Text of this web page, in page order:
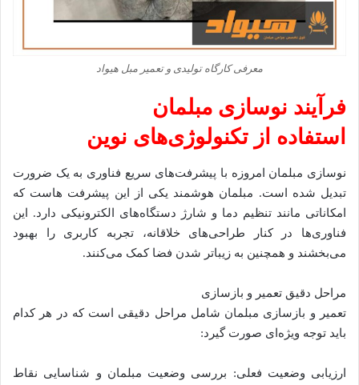
معرفی کارگاه تولیدی و تعمیر مبل هیواد
فرآیند نوسازی مبلمان
استفاده از تکنولوژی‌های نوین
نوسازی مبلمان امروزه با پیشرفت‌های سریع فناوری به یک ضرورت
تبدیل شده است. مبلمان هوشمند یکی از این پیشرفت هاست که
امکاناتی مانند تنظیم دما و شارژ دستگاه‌های الکترونیکی دارد. این
فناوری‌ها در کنار طراحی‌های خلاقانه، تجربه کاربری را بهبود
می‌بخشند و همچنین به زیباتر شدن فضا کمک می‌کنند.
مراحل دقیق تعمیر و بازسازی
تعمیر و بازسازی مبلمان شامل مراحل دقیقی است که در هر کدام
باید توجه ویژه‌ای صورت گیرد:
ارزیابی وضعیت فعلی: بررسی وضعیت مبلمان و شناسایی نقاط